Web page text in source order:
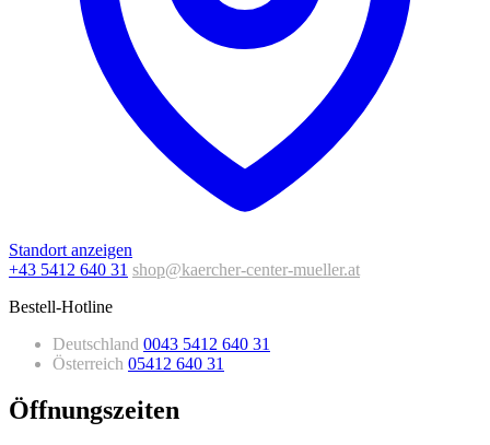
Standort anzeigen
+43 5412 640 31 shop@kaercher-center-mueller.at
Bestell-Hotline
Deutschland 0043 5412 640 31
Österreich 05412 640 31
Öffnungszeiten